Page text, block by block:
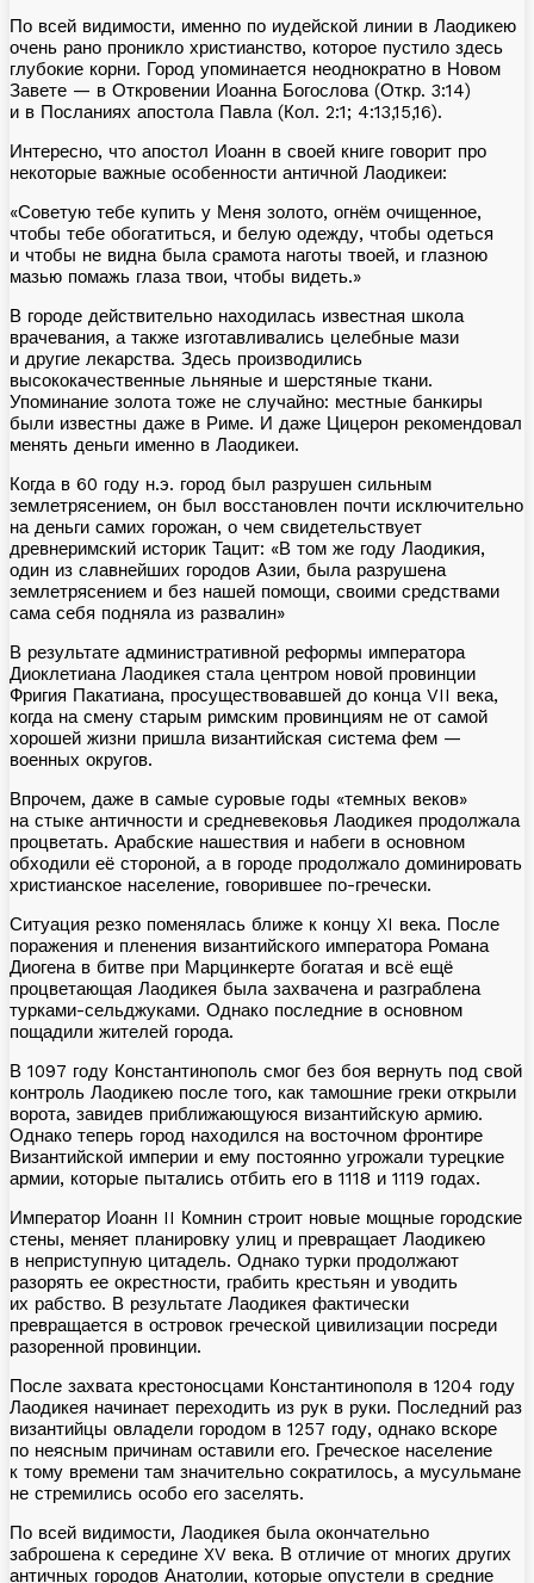
По всей видимости, именно по иудейской линии в Лаодикею
очень рано проникло христианство, которое пустило здесь
глубокие корни. Город упоминается неоднократно в Новом
Завете — в Откровении Иоанна Богослова (Откр. 3:14)
и в Посланиях апостола Павла (Кол. 2:1; 4:13,15,16).
Интересно, что апостол Иоанн в своей книге говорит про
некоторые важные особенности античной Лаодикеи:
«Советую тебе купить у Меня золото, огнём очищенное,
чтобы тебе обогатиться, и белую одежду, чтобы одеться
и чтобы не видна была срамота наготы твоей, и глазною
мазью помажь глаза твои, чтобы видеть.»
В городе действительно находилась известная школа
врачевания, а также изготавливались целебные мази
и другие лекарства. Здесь производились
высококачественные льняные и шерстяные ткани.
Упоминание золота тоже не случайно: местные банкиры
были известны даже в Риме. И даже Цицерон рекомендовал
менять деньги именно в Лаодикеи.
Когда в 60 году н.э. город был разрушен сильным
землетрясением, он был восстановлен почти исключительно
на деньги самих горожан, о чем свидетельствует
древнеримский историк Тацит: «В том же году Лаодикия,
один из славнейших городов Азии, была разрушена
землетрясением и без нашей помощи, своими средствами
сама себя подняла из развалин»
В результате административной реформы императора
Диоклетиана Лаодикея стала центром новой провинции
Фригия Пакатиана, просуществовавшей до конца VII века,
когда на смену старым римским провинциям не от самой
хорошей жизни пришла византийская система фем —
военных округов.
Впрочем, даже в самые суровые годы «темных веков»
на стыке античности и средневековья Лаодикея продолжала
процветать. Арабские нашествия и набеги в основном
обходили её стороной, а в городе продолжало доминировать
христианское население, говорившее по-гречески.
Ситуация резко поменялась ближе к концу XI века. После
поражения и пленения византийского императора Романа
Диогена в битве при Марцинкерте богатая и всё ещё
процветающая Лаодикея была захвачена и разграблена
турками-сельджуками. Однако последние в основном
пощадили жителей города.
В 1097 году Константинополь смог без боя вернуть под свой
контроль Лаодикею после того, как тамошние греки открыли
ворота, завидев приближающуюся византийскую армию.
Однако теперь город находился на восточном фронтире
Византийской империи и ему постоянно угрожали турецкие
армии, которые пытались отбить его в 1118 и 1119 годах.
Император Иоанн II Комнин строит новые мощные городские
стены, меняет планировку улиц и превращает Лаодикею
в неприступную цитадель. Однако турки продолжают
разорять ее окрестности, грабить крестьян и уводить
их рабство. В результате Лаодикея фактически
превращается в островок греческой цивилизации посреди
разоренной провинции.
После захвата крестоносцами Константинополя в 1204 году
Лаодикея начинает переходить из рук в руки. Последний раз
византийцы овладели городом в 1257 году, однако вскоре
по неясным причинам оставили его. Греческое население
к тому времени там значительно сократилось, а мусульмане
не стремились особо его заселять.
По всей видимости, Лаодикея была окончательно
заброшена к середине XV века. В отличие от многих других
античных городов Анатолии, которые опустели в средние